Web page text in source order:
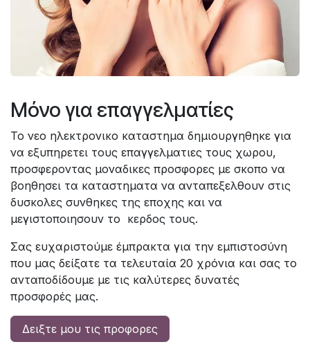
Μόνο για επαγγελματίες
Το νεο ηλεκτρονικο καταστημα δημιουργηθηκε για
να εξυπηρετει τους επαγγελματιες τους χωρου,
προσφεροντας μοναδικες προσφορες με σκοπο να
βοηθησει τα καταστηματα να ανταπεξελθουν στις
δυσκολες συνθηκες της εποχης και να
μεγιστοποιησουν το κερδος τους.
Σας ευχαριστούμε έμπρακτα για την εμπιστοσύνη
που μας δείξατε τα τελευταία 20 χρόνια και σας το
ανταποδίδουμε με τις καλύτερες δυνατές
προσφορές μας.
Δειξτε μου τις προφορες